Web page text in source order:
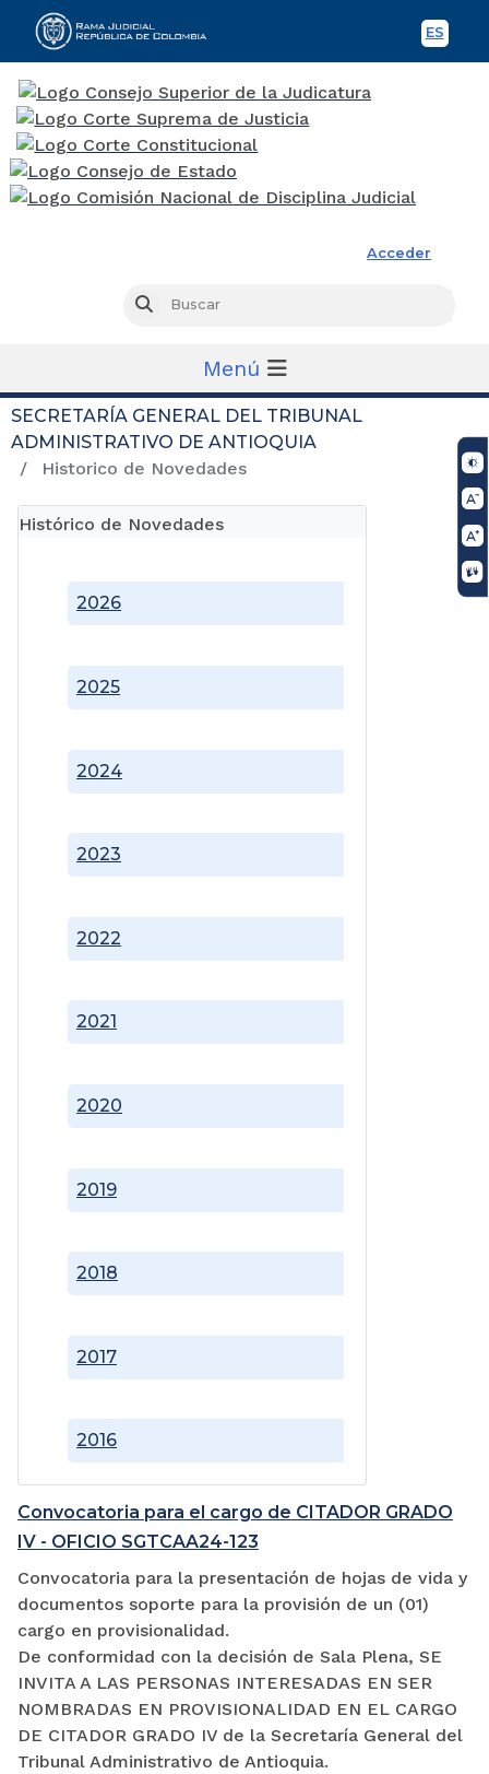
ES
Acceder
Buscar
Menú
SECRETARÍA GENERAL DEL TRIBUNAL
ADMINISTRATIVO DE ANTIOQUIA
Historico de Novedades
Histórico de Novedades
2016
2017
2018
2019
2020
2021
2022
2023
2024
2025
2026
Convocatoria para el cargo de CITADOR GRADO
IV - OFICIO SGTCAA24-123
Convocatoria para la presentación de hojas de vida y
documentos soporte para la provisión de un (01)
cargo en provisionalidad.
De conformidad con la decisión de Sala Plena, SE
INVITA A LAS PERSONAS INTERESADAS EN SER
NOMBRADAS EN PROVISIONALIDAD EN EL CARGO
DE CITADOR GRADO IV de la Secretaría General del
Tribunal Administrativo de Antioquia.